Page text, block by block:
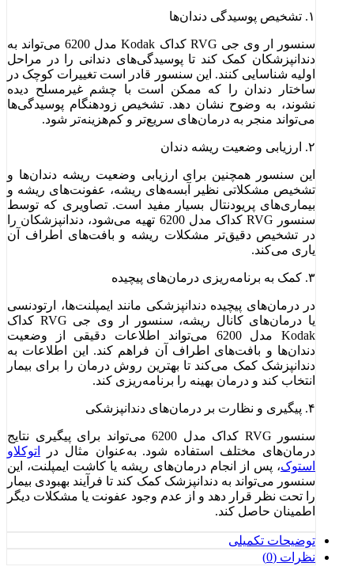
۱. تشخیص پوسیدگی دندان‌ها
سنسور ار وی جی RVG کداک Kodak مدل 6200 می‌تواند به
دندانپزشکان کمک کند تا پوسیدگی‌های دندانی را در مراحل
اولیه شناسایی کنند. این سنسور قادر است تغییرات کوچک در
ساختار دندان را که ممکن است با چشم غیرمسلح دیده
نشوند، به وضوح نشان دهد. تشخیص زودهنگام پوسیدگی‌ها
می‌تواند منجر به درمان‌های سریع‌تر و کم‌هزینه‌تر شود.
۲. ارزیابی وضعیت ریشه دندان
این سنسور همچنین برای ارزیابی وضعیت ریشه دندان‌ها و
تشخیص مشکلاتی نظیر آبسه‌های ریشه، عفونت‌های ریشه و
بیماری‌های پریودنتال بسیار مفید است. تصاویری که توسط
سنسور RVG کداک مدل 6200 تهیه می‌شود، دندانپزشکان را
در تشخیص دقیق‌تر مشکلات ریشه و بافت‌های اطراف آن
یاری می‌کند.
۳. کمک به برنامه‌ریزی درمان‌های پیچیده
در درمان‌های پیچیده دندانپزشکی مانند ایمپلنت‌ها، ارتودنسی
یا درمان‌های کانال ریشه، سنسور ار وی جی RVG کداک
Kodak مدل 6200 می‌تواند اطلاعات دقیقی از وضعیت
دندان‌ها و بافت‌های اطراف آن فراهم کند. این اطلاعات به
دندانپزشک کمک می‌کند تا بهترین روش درمان را برای بیمار
انتخاب کند و درمان بهینه را برنامه‌ریزی کند.
۴. پیگیری و نظارت بر درمان‌های دندانپزشکی
سنسور RVG کداک مدل 6200 می‌تواند برای پیگیری نتایج
درمان‌های مختلف استفاده شود. به‌عنوان مثال در
اتوکلاو
استوک، پس از انجام درمان‌های ریشه یا کاشت ایمپلنت، این
سنسور می‌تواند به دندانپزشک کمک کند تا فرآیند بهبودی بیمار
را تحت نظر قرار دهد و از عدم وجود عفونت یا مشکلات دیگر
اطمینان حاصل کند.
توضیحات تکمیلی
نظرات (0)